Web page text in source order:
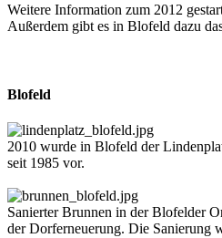
Weitere Information zum 2012
Außerdem gibt es in Blofeld dazu
Blofeld
2010 wurde in Blofeld der
seit 1985 vor.
Sanierter Brunnen in der Blofelder
der Dorferneuerung. Die Sanierung